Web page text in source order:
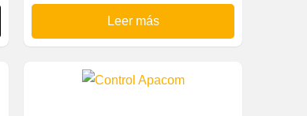
Leer más